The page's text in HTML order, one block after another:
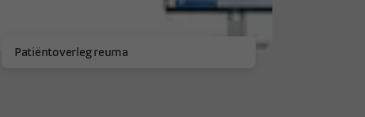
Patiëntoverleg reuma